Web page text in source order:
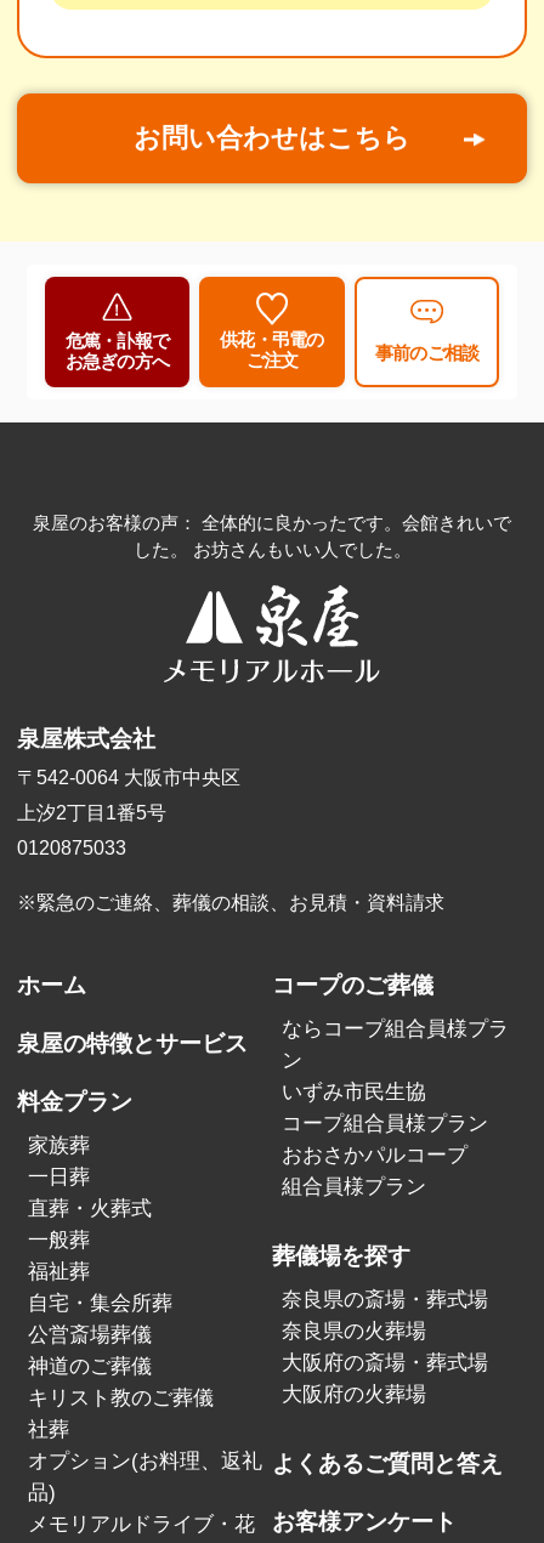
お問い合わせはこちら
危篤・訃報で
お急ぎの方へ
供花・弔電の
ご注文
事前のご相談
泉屋のお客様の声： 全体的に良かったです。会館きれいで
した。 お坊さんもいい人でした。
泉屋株式会社
〒542-0064 大阪市中央区
上汐2丁目1番5号
0120875033
※緊急のご連絡、葬儀の相談、 お見積・資料請求
ホーム
泉屋の特徴とサービス
料金プラン
家族葬
一日葬
直葬・火葬式
一般葬
福祉葬
自宅・集会所葬
公営斎場葬儀
神道のご葬儀
キリスト教のご葬儀
社葬
オプション(お料理、返礼
品)
メモリアルドライブ・花
コープのご葬儀
ならコープ組合員様プラ
ン
いずみ市民生協
コープ組合員様プラン
おおさかパルコープ
組合員様プラン
葬儀場を探す
奈良県の斎場・葬式場
奈良県の火葬場
大阪府の斎場・葬式場
大阪府の火葬場
よくあるご質問と答え
お客様アンケート